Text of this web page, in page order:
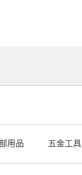
用品 五金工具